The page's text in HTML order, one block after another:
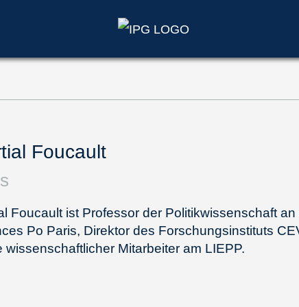
Foucault
Foucault ist Professor der Politikwissenschaft an
Po Paris, Direktor des Forschungsinstituts
wissenschaftlicher Mitarbeiter am LIEPP.